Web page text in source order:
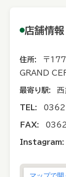
店舗情報
住所:
〒
GRAND
最寄り駅:
TEL:
FAX:
Instagram: